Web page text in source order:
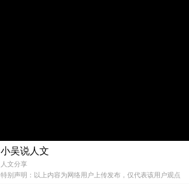
小吴说人文
人文分享
特别声明：以上内容为网络用户上传发布，仅代表该用户观点